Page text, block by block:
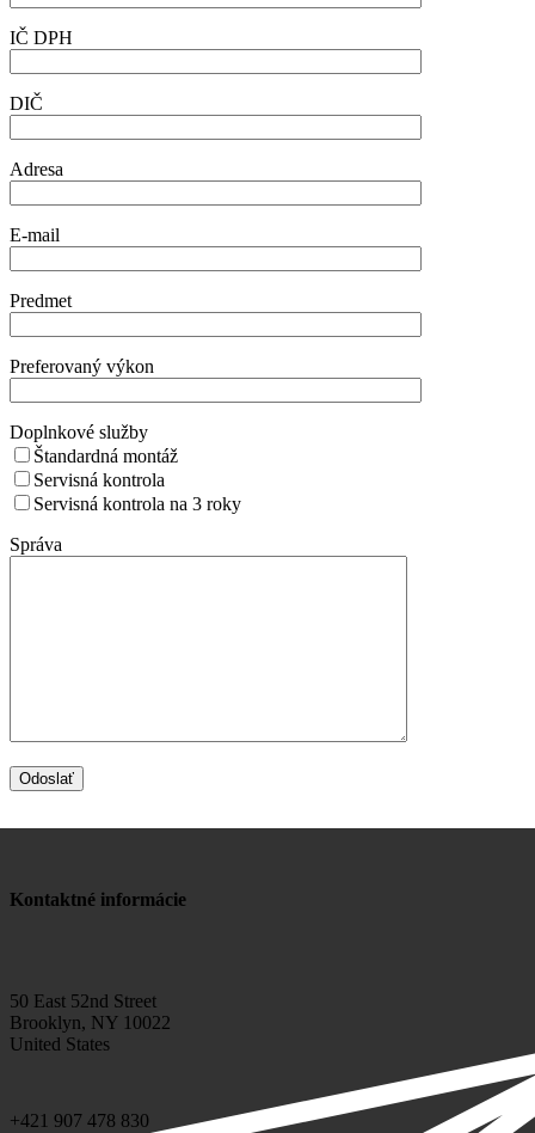
IČ DPH
DIČ
Adresa
E-mail
Predmet
Preferovaný výkon
Doplnkové služby
Štandardná montáž
Servisná kontrola
Servisná kontrola na 3 roky
Správa
Kontaktné informácie
50 East 52nd Street
Brooklyn, NY 10022
United States
+421 907 478 830